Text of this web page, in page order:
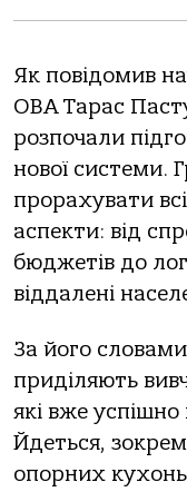
Як повідомив
ОВА Тарас
розпочали
нової системи.
прорахувати всі
аспекти: від
бюджетів до
віддалені
За його
приділяють
які вже
Йдеться,
опорних